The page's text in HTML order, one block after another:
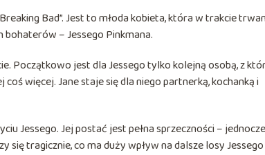
Bad”. Jest to młoda kobieta, która w trakcie
– Jessego Pinkmana.
Początkowo jest dla Jessego tylko kolejną osobą, z
więcej. Jane staje się dla niego partnerką, kochanką i
Jessego. Jej postać jest pełna sprzeczności –
tragicznie, co ma duży wpływ na dalsze losy Jessego